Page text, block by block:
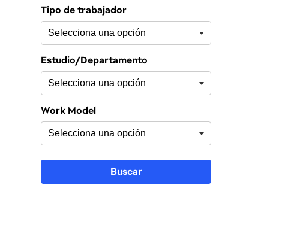
Tipo de trabajador
Estudio/Departamento
Work Model
Buscar